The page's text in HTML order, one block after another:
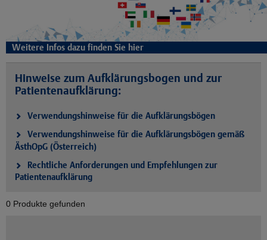
Weitere Infos dazu finden Sie hier
Hinweise zum Aufklärungsbogen und zur
Patientenaufklärung:
Verwendungshinweise für die Aufklärungsbögen
Verwendungshinweise für die Aufklärungsbögen gemäß
ÄsthOpG (Österreich)
Rechtliche Anforderungen und Empfehlungen zur
Patientenaufklärung
0 Produkte gefunden